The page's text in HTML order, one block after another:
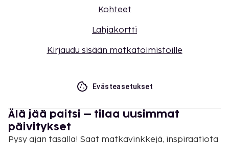
Kohteet
Lahjakortti
Kirjaudu sisään matkatoimistoille
Evästeasetukset
Älä jää paitsi – tilaa uusimmat
päivitykset
Pysy ajan tasalla! Saat matkavinkkejä, inspiraatiota